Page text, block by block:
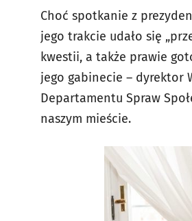
Choć spotkanie z
jego trakcie udało się
kwestii, a także prawie
jego gabinecie – dyrektor
Departamentu Spraw
naszym mieście.